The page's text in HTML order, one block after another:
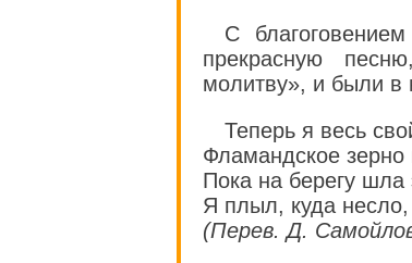
С
прекрасную
молитву», и были в
Теперь я весь
Фламандское зерно
Пока на берегу шла
Я плыл, куда
(Перев. Д.